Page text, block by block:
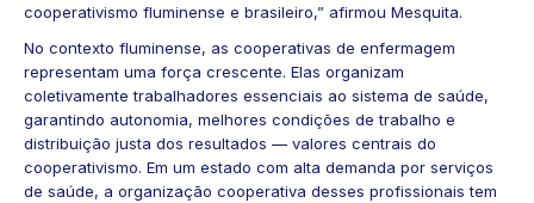
cooperativismo fluminense e brasileiro,” afirmou Mesquita.
No contexto fluminense, as cooperativas de enfermagem
representam uma força crescente. Elas organizam
coletivamente trabalhadores essenciais ao sistema de saúde,
garantindo autonomia, melhores condições de trabalho e
distribuição justa dos resultados — valores centrais do
cooperativismo. Em um estado com alta demanda por serviços
de saúde, a organização cooperativa desses profissionais tem